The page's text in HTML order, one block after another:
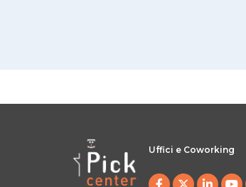
Uffici e Coworking